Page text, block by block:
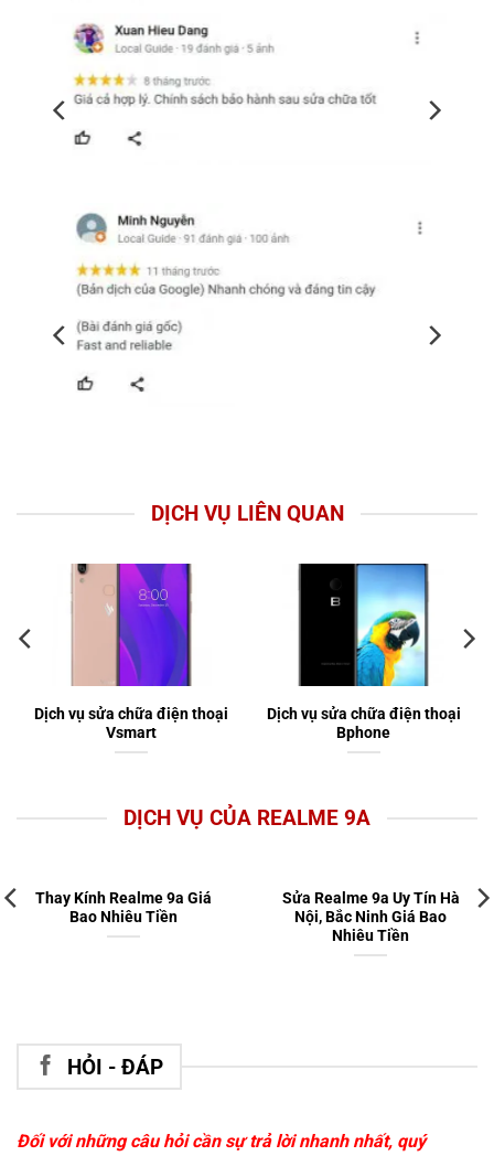
DỊCH VỤ LIÊN QUAN
Dịch vụ sửa chữa điện thoại
Vsmart
Dịch vụ sửa chữa điện thoại
Bphone
DỊCH VỤ CỦA REALME 9A
Thay Kính Realme 9a Giá
Bao Nhiêu Tiền
Sửa Realme 9a Uy Tín Hà
Nội, Bắc Ninh Giá Bao
Nhiêu Tiền
HỎI - ĐÁP
Đối với những câu hỏi cần sự trả lời nhanh nhất, quý